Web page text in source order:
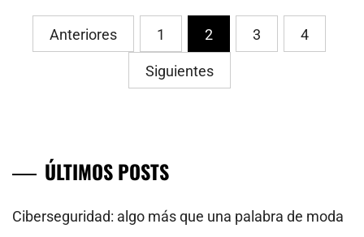
PaginaciÃ³n
Anteriores 1 2 3 4
Siguientes
ÚLTIMOS POSTS
Ciberseguridad: algo más que una palabra de moda